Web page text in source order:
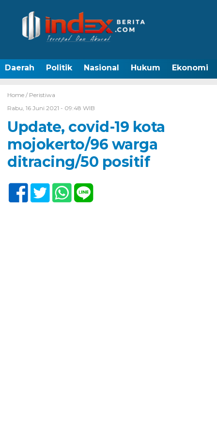
Daerah Politik Nasional Hukum Ekonomi
Home / Peristiwa
Rabu, 16 Juni 2021 - 09:48 WIB
Update, covid-19 kota
mojokerto/96 warga
ditracing/50 positif